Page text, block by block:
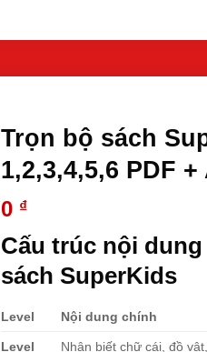
Trọn bộ sách
1,2,3,4,5,6 PDF
0 ₫
Cấu trúc nội
sách SuperKids
Level Nội dung chính
Level
Nhận biết chữ cái, đồ